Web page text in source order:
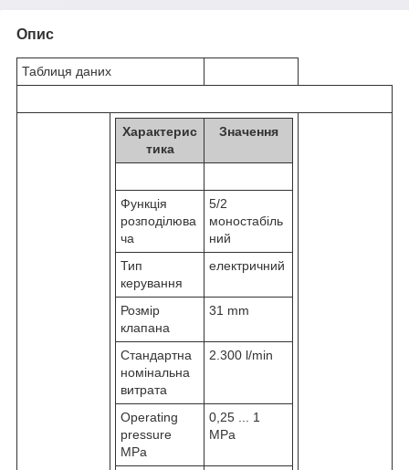
Опис
Таблиця даних
Характерис
тика
Значення
Функція
розподілюва
ча
5/2
моностабіль
ний
Тип
керування
електричний
Розмір
клапана
31 mm
Стандартна
номінальна
витрата
2.300 l/min
Operating
pressure
MPa
0,25 ... 1
MPa